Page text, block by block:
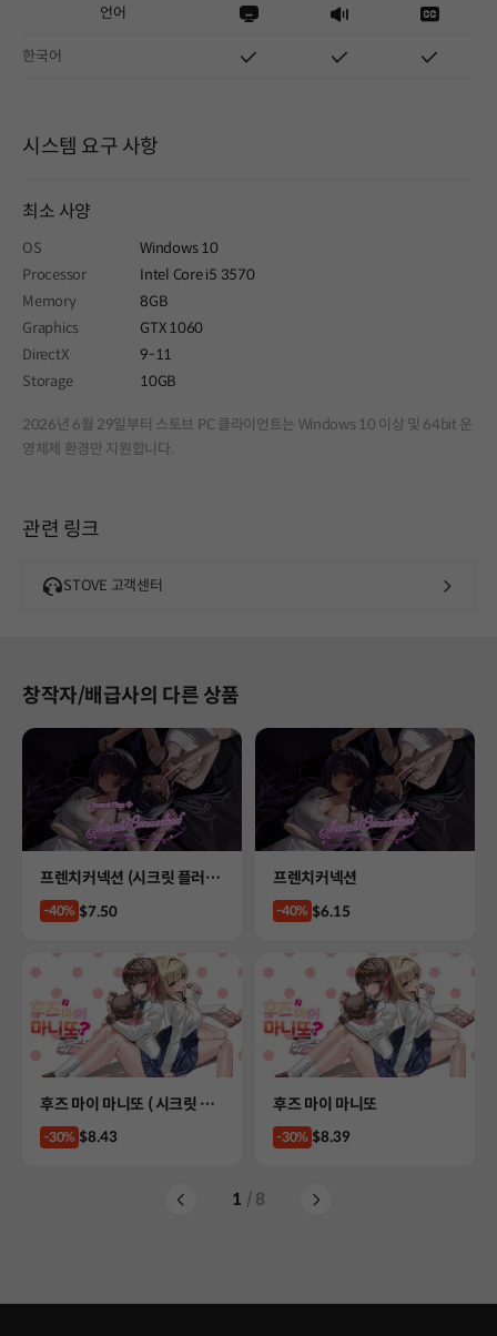
언어
한국어
시스템 요구 사항
최소 사양
OS
Windows 10
Processor
Intel Core i5 3570
Memory
8GB
Graphics
GTX 1060
DirectX
9-11
Storage
10GB
2026년 6월 29일부터 스토브 PC 클라이언트는 Windows 10 이상 및 64bit 운
영체제 환경만 지원합니다.
관련 링크
STOVE 고객센터
창작자/배급사의 다른 상품
Product
프렌치커넥션 (시크릿 플러
스)
-40% Price
$7.50
Product
프렌치커넥션
-40% Price
$6.15
Product
후즈 마이 마니또 ( 시크릿 플
러스 )
-30% Price
$8.43
Product
후즈 마이 마니또
-30% Price
$8.39
1 / 8